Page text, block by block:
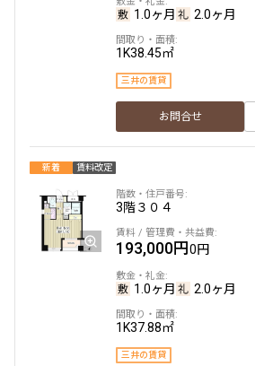
1.0ヶ月 2.0ヶ月
1K38.45㎡
三井の賃貸
お問合せ
新着 賃料改定
3階３０４
193,000円0円
1.0ヶ月 2.0ヶ月
1K37.88㎡
三井の賃貸